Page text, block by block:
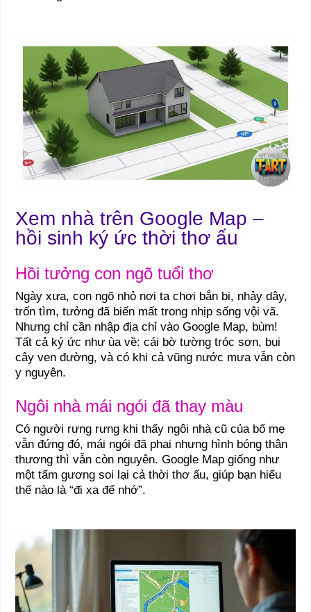
Xem nhà trên Google Map –
hồi sinh ký ức thời thơ ấu
Hồi tưởng con ngõ tuổi thơ
Ngày xưa, con ngõ nhỏ nơi ta chơi bắn bi, nhảy dây,
trốn tìm, tưởng đã biến mất trong nhịp sống vội vã.
Nhưng chỉ cần nhập địa chỉ vào Google Map, bùm!
Tất cả ký ức như ùa về: cái bờ tường tróc sơn, bụi
cây ven đường, và có khi cả vũng nước mưa vẫn còn
y nguyên.
Ngôi nhà mái ngói đã thay màu
Có người rưng rưng khi thấy ngôi nhà cũ của bố mẹ
vẫn đứng đó, mái ngói đã phai nhưng hình bóng thân
thương thì vẫn còn nguyên. Google Map giống như
một tấm gương soi lại cả thời thơ ấu, giúp bạn hiểu
thế nào là “đi xa để nhớ”.